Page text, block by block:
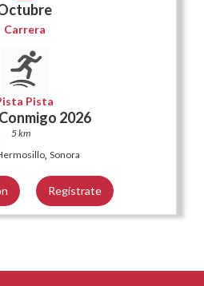
Carrera
Pista
2026
5 km
, Sonora
Regístrate